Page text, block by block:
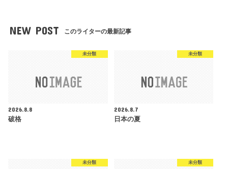
NEW POST このライターの最新記事
未分類
2026.8.8
破格
未分類
2026.8.7
日本の夏
未分類 未分類